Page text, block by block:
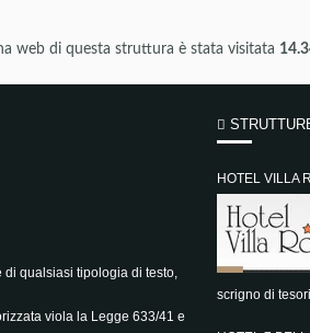
web di questa struttura è stata visitata
qualsiasi tipologia di testo,
viola la Legge 633/41 e
HOTEL VILLA
scrigno di